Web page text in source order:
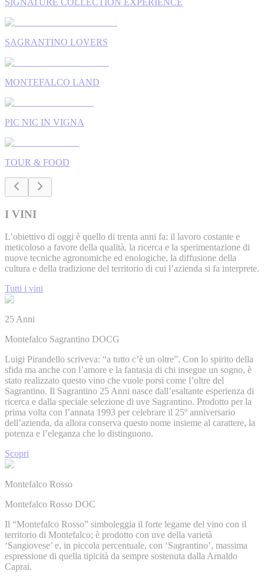
SAGRANTINO LOVERS
MONTEFALCO LAND
PIC NIC IN VIGNA
TOUR & FOOD
I VINI
L’obiettivo di oggi è quello di trenta anni fa: il lavoro costante e
meticoloso a favore della qualità, la ricerca e la sperimentazione di
nuove tecniche agronomiche ed enologiche, la diffusione della
cultura e della tradizione del territorio di cui l’azienda si fa interprete.
Tutti i vini
25 Anni
Montefalco Sagrantino DOCG
Luigi Pirandello scriveva: “a tutto c’è un oltre”. Con lo spirito della
sfida ma anche con l’amore e la fantasia di chi insegue un sogno, è
stato realizzato questo vino che vuole porsi come l’oltre del
Sagrantino. Il Sagrantino 25 Anni nasce dall’esaltante esperienza di
ricerca e dalla speciale selezione di uve Sagrantino. Prodotto per la
prima volta con l’annata 1993 per celebrare il 25º anniversario
dell’azienda, da allora conserva questo nome insieme al carattere, la
potenza e l’eleganza che lo distinguono.
Scopri
Montefalco Rosso
Montefalco Rosso DOC
Il “Montefalco Rosso” simboleggia il forte legame del vino con il
territorio di Montefalco; è prodotto con uve della varietà
‘Sangiovese’ e, in piccola percentuale, con ‘Sagrantino’, massima
espressione di quella tipicità da sempre sostenuta dalla Arnaldo
Caprai.